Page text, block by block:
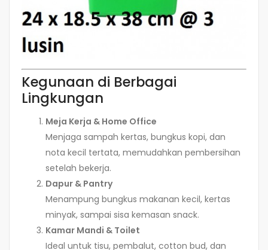
Kegunaan di Berbagai
Lingkungan
Meja Kerja & Home Office
Menjaga sampah kertas, bungkus kopi, dan
nota kecil tertata, memudahkan pembersihan
setelah bekerja.
Dapur & Pantry
Menampung bungkus makanan kecil, kertas
minyak, sampai sisa kemasan snack.
Kamar Mandi & Toilet
Ideal untuk tisu, pembalut, cotton bud, dan